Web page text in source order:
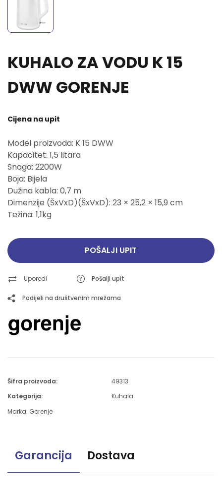
KUHALO ZA VODU K 15
DWW GORENJE
Cijena na upit
Model proizvoda: K 15 DWW
Kapacitet: 1,5 litara
Snaga: 2200W
Boja: Bijela
Dužina kabla: 0,7 m
Dimenzije (ŠxVxD)(ŠxVxD): 23 × 25,2 × 15,9 cm
Težina: 1,1kg
POŠALJI UPIT
Uporedi Pošalji upit
Podijeli na društvenim mrežama
Šifra proizvoda:
49313
Kategorija:
Kuhala
Marka: Gorenje
Garancija Dostava